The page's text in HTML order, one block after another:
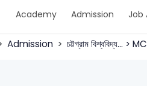
Academy Admission Job
Admission চট্টগ্রাম বিশ্ববিদ্য... >